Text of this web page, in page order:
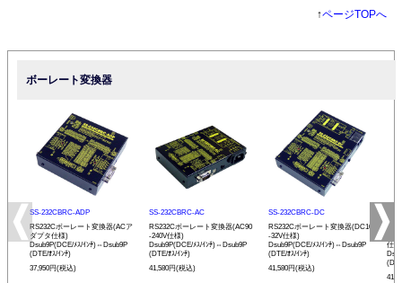
↑ページTOPへ
ボーレート変換器
SS-232CBRC-ADP
RS232Cボーレート変換器(ACア
ダプタ仕様)
Dsub9P(DCE/ﾒｽ/ｲﾝﾁ)⇔Dsub9P
(DTE/ｵｽ/ｲﾝﾁ)
37,950円(税込)
SS-232CBRC-AC
RS232Cボーレート変換器(AC90
-240V仕様)
Dsub9P(DCE/ﾒｽ/ｲﾝﾁ)⇔Dsub9P
(DTE/ｵｽ/ｲﾝﾁ)
41,580円(税込)
SS-232CBRC-DC
RS232Cボーレート変換器(DC10
-32V仕様)
Dsub9P(DCE/ﾒｽ/ｲﾝﾁ)⇔Dsub9P
(DTE/ｵｽ/ｲﾝﾁ)
41,580円(税込)
リ
仕